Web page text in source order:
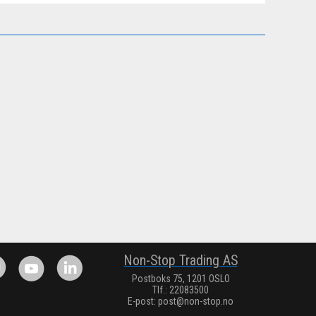
Non-Stop Trading AS
Postboks 75, 1201 OSLO
Tlf.: 22083500
E-post: post@non-stop.no